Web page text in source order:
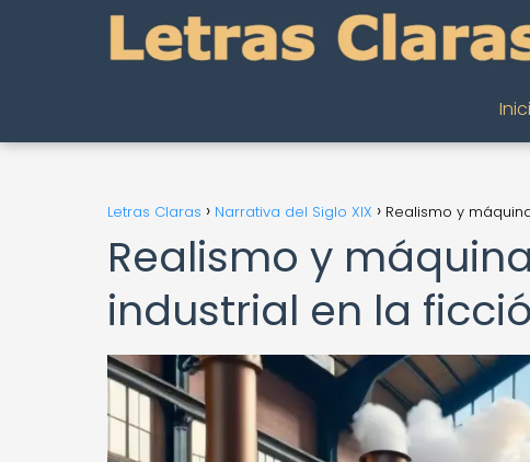
Letras Claras Narrativa del Siglo XIX Realismo y
Realismo y
industrial en la